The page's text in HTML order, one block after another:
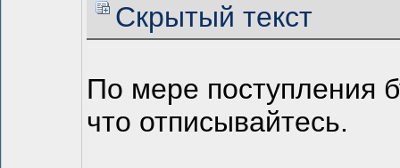
Скрытый текст
По мере поступления
что отписывайтесь.